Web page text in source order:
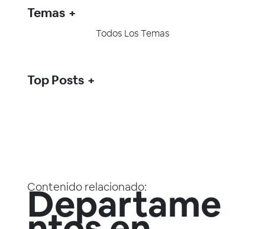
Contenido relacionado:
Departame
Temas
Todos Los Temas
Top Posts